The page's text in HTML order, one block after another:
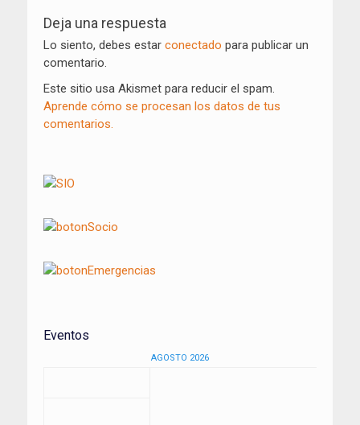
de
entradas
Deja una respuesta
Lo siento, debes estar conectado para publicar un
comentario.
Este sitio usa Akismet para reducir el spam.
Aprende cómo se procesan los datos de tus
comentarios.
Eventos
AGOSTO 2026